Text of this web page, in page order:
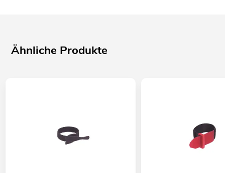
Ähnliche Produkte